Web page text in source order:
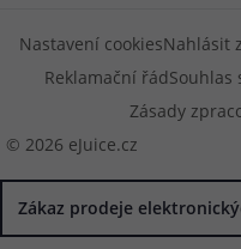
© 2026 eJuice.cz
Nastavení cookiesNahlásit
Reklamační řádSouhlas
Zásady
Zákaz prodeje